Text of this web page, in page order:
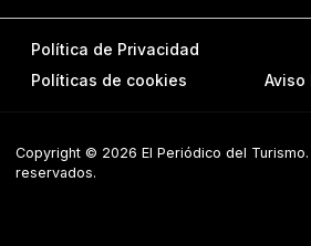
Política de Privacidad
Políticas de cookies
Aviso
Copyright © 2026 El Periódico del
reservados.